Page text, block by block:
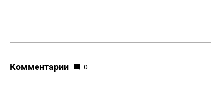
Комментарии 0